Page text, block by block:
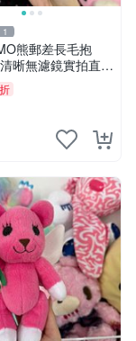
1
熊郵差長毛抱
晰無濾鏡實拍直
品到貨，不容錯
長毛 抱枕